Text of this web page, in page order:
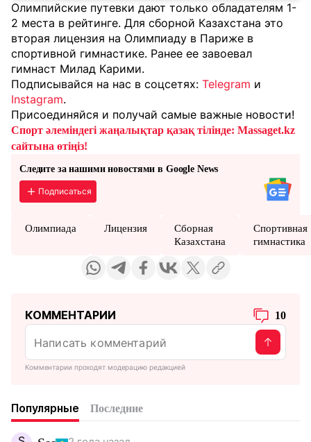
Олимпийские путевки дают только обладателям 1-
2 места в рейтинге. Для сборной Казахстана это
вторая лицензия на Олимпиаду в Париже в
спортивной гимнастике. Ранее ее завоевал
гимнаст Милад Карими.
Подписывайся на нас в соцсетях: Telegram и
Instagram.
Присоединяйся и получай самые важные новости!
Спорт әлеміндегі жаңалықтар қазақ тілінде: Massaget.kz
сайтына өтіңіз!
Следите за нашими новостями в Google News
Подписаться
Олимпиада Лицензия
Сборная
Казахстана
Спортивная
гимнастика
КОММЕНТАРИИ 10
Комментарии проходят модерацию редакцией
Популярные Последние